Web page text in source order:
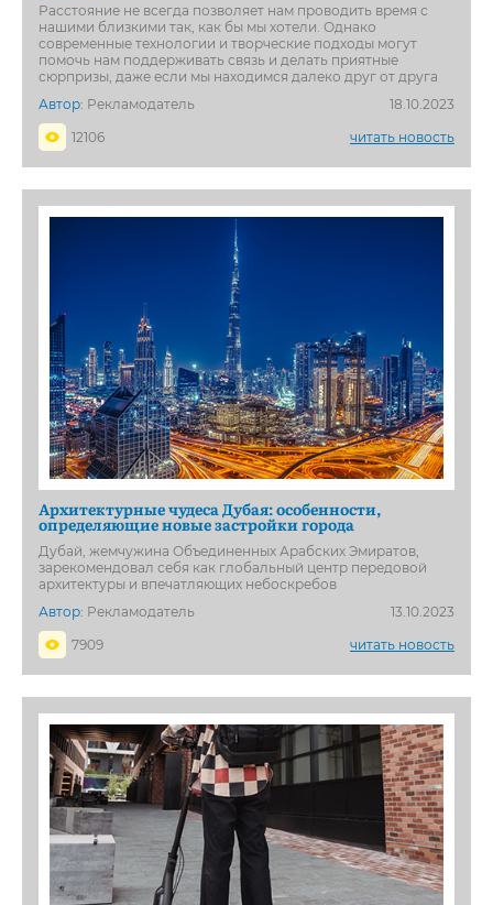
Расстояние не всегда позволяет нам проводить время с
нашими близкими так, как бы мы хотели. Однако
современные технологии и творческие подходы могут
помочь нам поддерживать связь и делать приятные
сюрпризы, даже если мы находимся далеко друг от друга
Автор: Рекламодатель
18.10.2023
12106
читать новость
Архитектурные чудеса Дубая: особенности,
определяющие новые застройки города
Дубай, жемчужина Объединенных Арабских Эмиратов,
зарекомендовал себя как глобальный центр передовой
архитектуры и впечатляющих небоскребов
Автор: Рекламодатель
13.10.2023
7909
читать новость